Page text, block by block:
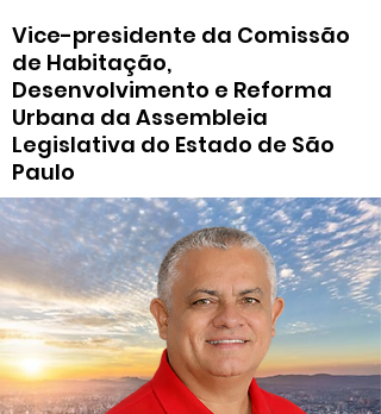
Vice-presidente da Comissão
de Habitação,
Desenvolvimento e Reforma
Urbana da Assembleia
Legislativa do Estado de São
Paulo